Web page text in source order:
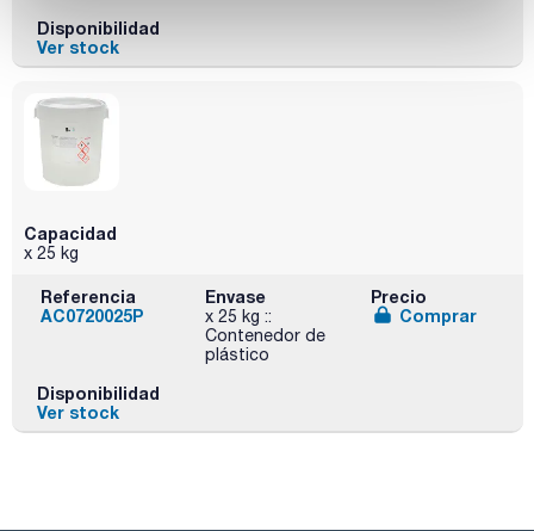
Disponibilidad
Ver stock
Capacidad
x 25 kg
Referencia
AC0720025P
Envase
x 25 kg ::
Contenedor de
plástico
Precio
Comprar
Disponibilidad
Ver stock